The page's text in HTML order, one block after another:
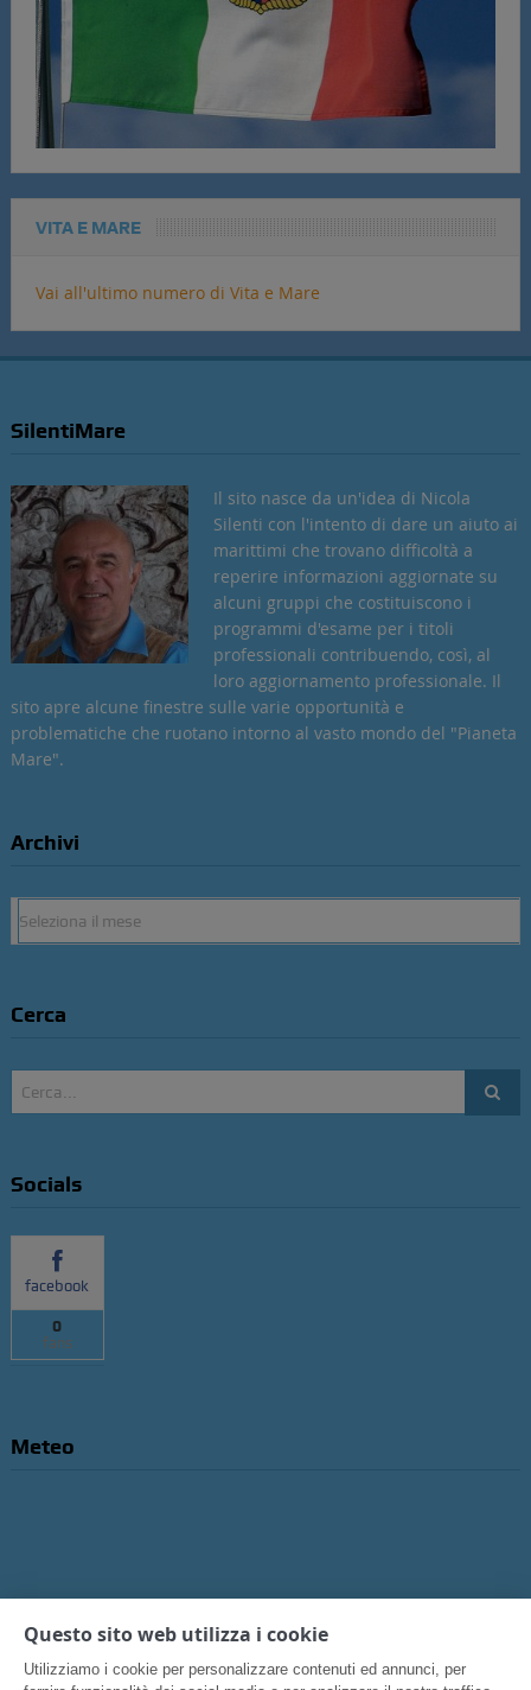
VITA E MARE
Vai all'ultimo numero di Vita e Mare
SilentiMare
Il sito nasce da un'idea di Nicola
Silenti con l'intento di dare un aiuto ai
marittimi che trovano difficoltà a
reperire informazioni aggiornate su
alcuni gruppi che costituiscono i
programmi d'esame per i titoli
professionali contribuendo, così, al
loro aggiornamento professionale. Il
sito apre alcune finestre sulle varie opportunità e
problematiche che ruotano intorno al vasto mondo del "Pianeta
Mare".
Archivi
Cerca
Socials
facebook
0
fans
Meteo
Questo sito web utilizza i cookie
Utilizziamo i cookie per personalizzare contenuti ed annunci, per